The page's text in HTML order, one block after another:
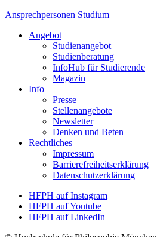
Ansprechpersonen Studium
Angebot
Studienangebot
Studien­beratung
InfoHub für Studierende
Magazin
Info
Presse
Stellenangebote
Newsletter
Denken und Beten
Rechtliches
Impressum
Barrierefreiheitserklärung
Datenschutzerklärung
HFPH auf Instagram
HFPH auf Youtube
HFPH auf LinkedIn